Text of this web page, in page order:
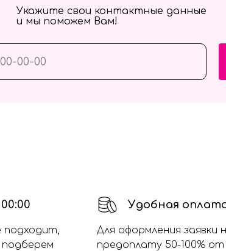
Укажите свои контактные данные
и мы поможем Вам!
подходит,
Удобная
Для оформления заявки
предоплату 50-100%